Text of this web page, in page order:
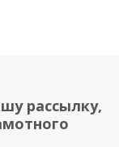
рассылку,